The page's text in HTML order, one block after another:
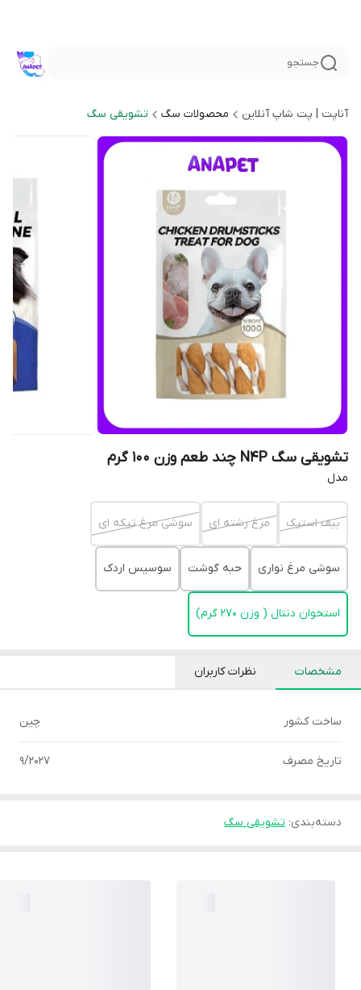
جستجو
آناپت | پت شاپ آنلاین محصولات سگ تشویقی سگ
تشویقی سگ N4P چند طعم وزن 100 گرم
مدل
بیف استیک مرغ رشته ای سوشی مرغ تیکه ای
سوشی مرغ نواری حبه گوشت سوسیس اردک
استخوان دنتال ( وزن 270 گرم)
مشخصات نظرات کاربران
ساخت کشور چین
تاریخ مصرف 9/2027
دسته‌بندی: تشویقی سگ